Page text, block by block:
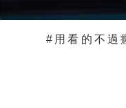
#用看的不過